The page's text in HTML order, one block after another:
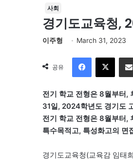
사회
경기도교육청,
이주형 March 31, 2023
공유
전기 학교 전형은 8월부터,
31일, 2024학년도 경기도
전기 학교 전형은 8월부터,
특수목적고, 특성화고의 면
경기도교육청(교육감 임태